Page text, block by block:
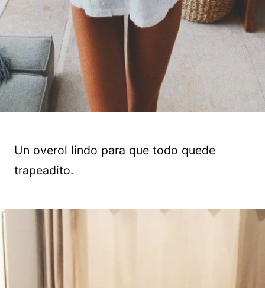
Un overol lindo para que todo quede
trapeadito.